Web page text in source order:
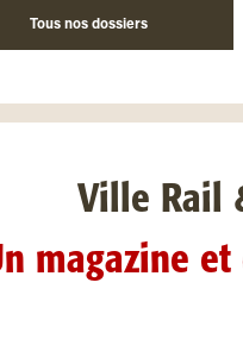
Tous nos dossiers
Ville Rail
magazine